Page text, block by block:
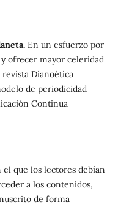
En un esfuerzo por
ofrecer mayor celeridad
Dianoética
de periodicidad
Continua
que los lectores debían
a los contenidos,
de forma